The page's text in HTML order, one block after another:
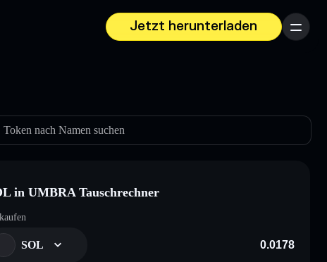
Jetzt herunterladen
Menü
Token nach Namen suchen
in UMBRA Tauschrechner
SOL